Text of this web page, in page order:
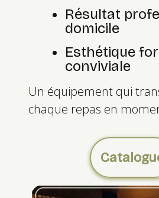
Résultat
domicile
Esthétique
conviviale
Un équipement qui
chaque repas en